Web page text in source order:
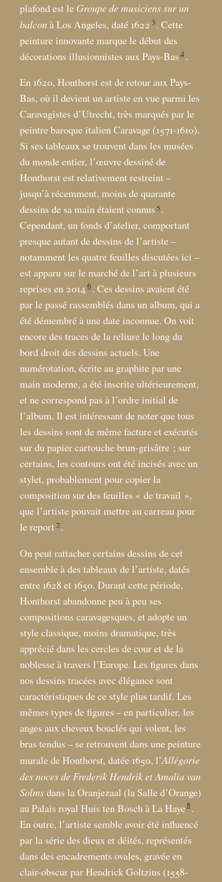
plafond est le Groupe de musiciens sur un
balconà Los Angeles, daté 1622 3. Cette
peinture innovante marque le début des
décorations illusionnistes aux Pays-Bas 4.
En 1620, Honthorst est de retour aux Pays-
Bas, où il devient un artiste en vue parmi les
Caravagistes d’Utrecht, très marqués par le
peintre baroque italien Caravage (1571-1610).
Si ses tableaux se trouvent dans les musées
du monde entier, l’œuvre dessiné de
Honthorst est relativement restreint –
jusqu’à récemment, moins de quarante
dessins de sa main étaient connus 5.
Cependant, un fonds d’atelier, comportant
presque autant de dessins de l’artiste –
notamment les quatre feuilles discutées ici –
est apparu sur le marché de l’art à plusieurs
reprises en 2014 6 . Ces dessins avaient été
par le passé rassemblés dans un album, qui a
été démembré à une date inconnue. On voit
encore des traces de la reliure le long du
bord droit des dessins actuels. Une
numérotation, écrite au graphite par une
main moderne, a été inscrite ultérieurement,
et ne correspond pas à l’ordre initial de
l’album. Il est intéressant de noter que tous
les dessins sont de même facture et exécutés
sur du papier cartouche brun-grisâtre ; sur
certains, les contours ont été incisés avec un
stylet, probablement pour copier la
composition sur des feuilles « de travail »,
que l’artiste pouvait mettre au carreau pour
le report 7 .
On peut rattacher certains dessins de cet
ensemble à des tableaux de l’artiste, datés
entre 1628 et 1650. Durant cette période,
Honthorst abandonne peu à peu ses
compositions caravagesques, et adopte un
style classique, moins dramatique, très
apprécié dans les cercles de cour et de la
noblesse à travers l’Europe. Les figures dans
nos dessins tracées avec élégance sont
caractéristiques de ce style plus tardif. Les
mêmes types de figures – en particulier, les
anges aux cheveux bouclés qui volent, les
bras tendus – se retrouvent dans une peinture
murale de Honthorst, datée 1650, l’Allégorie
des noces de Frederik Hendrik et Amalia van
Solmsdans la Oranjezaal (la Salle d’Orange)
au Palais royal Huis ten Bosch à La Haye8.
En outre, l’artiste semble avoir été influencé
par la série des dieux et déités, représentés
dans des encadrements ovales, gravée en
clair-obscur par Hendrick Goltzius (1558-